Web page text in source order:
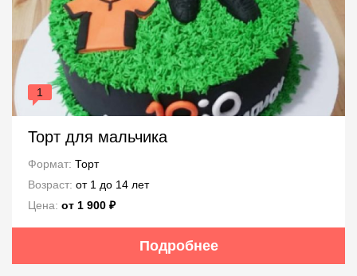
1
Торт для мальчика
Формат: Торт
Возраст: от 1 до 14 лет
Цена: от 1 900 ₽
Подробнее